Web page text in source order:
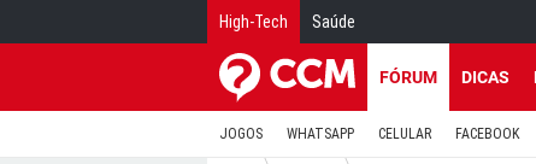
High-Tech Saúde
FÓRUM DICAS
JOGOS WHATSAPP CELULAR FACEBOOK